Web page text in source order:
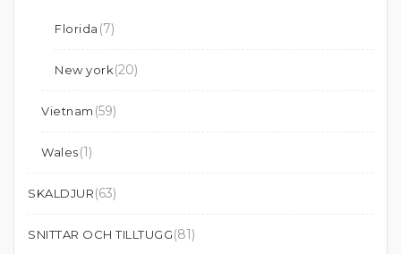
Florida (7)
New york(20)
Vietnam (59)
Wales(1)
SKALDJUR(63)
SNITTAR OCH TILLTUGG(81)